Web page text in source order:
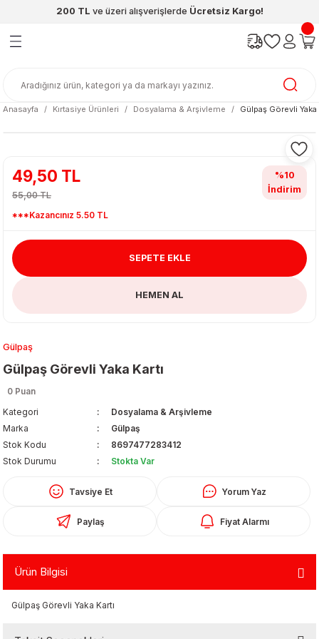
200 TL ve üzeri alışverişlerde Ücretsiz Kargo!
Geri Dön
Geri Dön
& Matara
Geri Dön
Geri Dön
Geri Dön
Geri Dön
Anasayfa
Kırtasiye Ürünleri Dosyalama & Arşivleme Gülpaş Görevli Yaka
Gülpaş
Gülpaş Görevli Yaka Kartı
0 Puan
Kategori
Dosyalama & Arşivleme
Marka
Gülpaş
Stok Kodu
8697477283412
Stok Durumu
Stokta Var
Tavsiye Et Yorum Yaz
Paylaş Fiyat Alarmı
49,50 TL
55,00 TL
***Kazancınız 5.50 TL
%10
İndirim
SEPETE EKLE
HEMEN AL
Ürün Bilgisi
Gülpaş Görevli Yaka Kartı